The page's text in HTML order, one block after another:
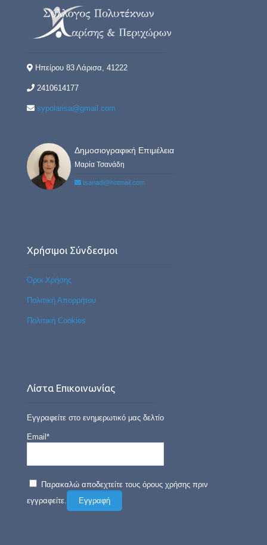
Ηπείρου 83 Λάρισα, 41222
2410614177
sypolarisa@gmail.com
Δημοσιογραφική Επιμέλεια
Μαρία Τσανάδη
tsanadi@hotmail.com
Χρήσιμοι Σύνδεσμοι
Όροι Χρήσης
Πολιτική Απορρήτου
Πολιτική Cookies
Λίστα Επικοινωνίας
Εγγραφείτε στο ενημερωτικό μας δελτίο
Email*
Παρακαλώ αποδεχτείτε τους όρους χρήσης πριν
εγγραφείτε.